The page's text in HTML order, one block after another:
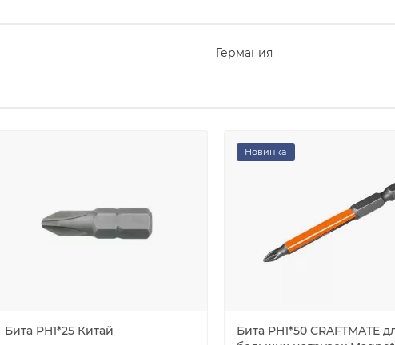
Германия
Бита PH1*25 Китай
Новинка
Бита PH1*50 CRAFTMATE